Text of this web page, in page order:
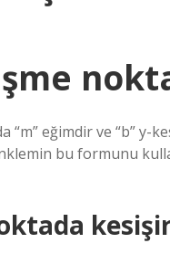
“m” eğimdir ve “b”
bu formunu